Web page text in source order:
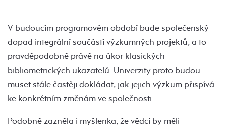
V budoucím programovém období bude společenský
dopad integrální součástí výzkumných projektů, a to
pravděpodobně právě na úkor klasických
bibliometrických ukazatelů. Univerzity proto budou
muset stále častěji dokládat, jak jejich výzkum přispívá
ke konkrétním změnám ve společnosti.
Podobně zazněla i myšlenka, že vědci by měli